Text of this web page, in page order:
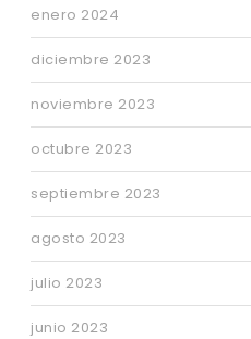
enero 2024
diciembre 2023
noviembre 2023
octubre 2023
septiembre 2023
agosto 2023
julio 2023
junio 2023